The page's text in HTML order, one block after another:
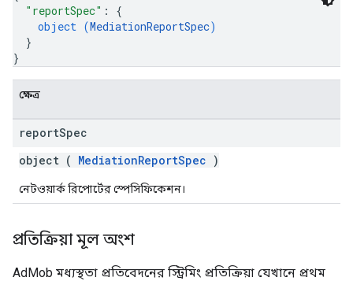
"reportSpec" : {
object (MediationReportSpec)
}
}
ক্ষেত্র
reportSpec
object ( MediationReportSpec )
নেটওয়ার্ক রিপোর্টের স্পেসিফিকেশন।
প্রতিক্রিয়া মূল অংশ
AdMob মধ্যস্থতা প্রতিবেদনের স্ট্রিমিং প্রতিক্রিয়া যেখানে প্রথম